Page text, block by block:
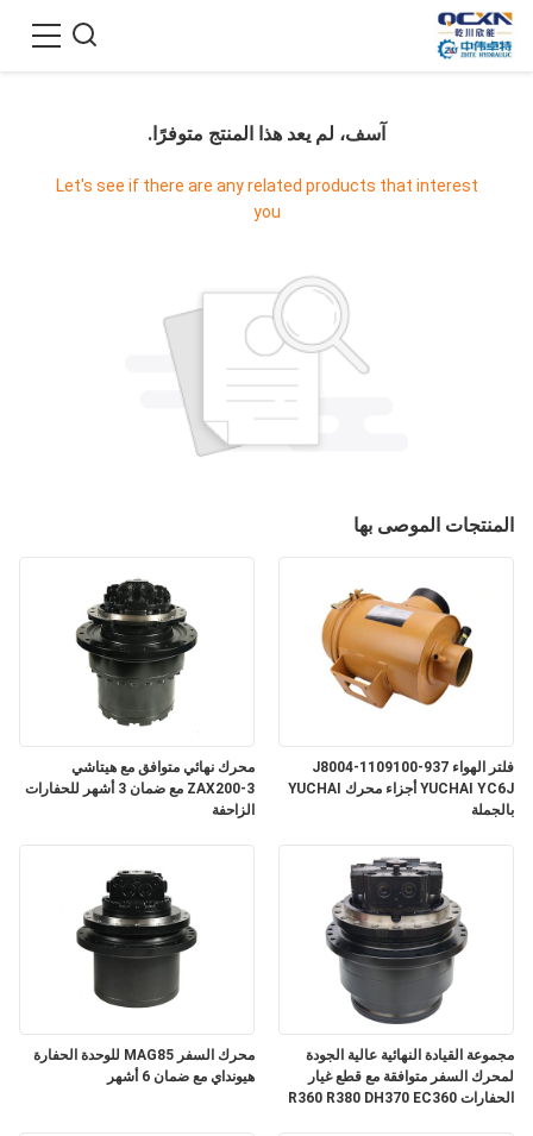
آسف، لم يعد هذا المنتج متوفرًا.
Let's see if there are any related products that interest
you
المنتجات الموصى بها
محرك نهائي متوافق مع هيتاشي
ZAX200-3 مع ضمان 3 أشهر للحفارات
الزاحفة
فلتر الهواء J8004-1109100-937
YUCHAI YC6J أجزاء محرك YUCHAI
بالجملة
محرك السفر MAG85 للوحدة الحفارة
هيونداي مع ضمان 6 أشهر
مجموعة القيادة النهائية عالية الجودة
لمحرك السفر متوافقة مع قطع غيار
الحفارات R360 R380 DH370 EC360